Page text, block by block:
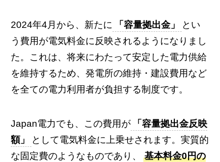
2024年4月から、新たに 「容量拠出金」
とい
う費用が電気料金に反映されるようになりまし
た。これは、将来にわたって安定した電力供給
を維持するため、発電所の維持・建設費用など
を全ての電力利用者が負担する制度です。
Japan電力でも、この費用が
「容量拠出金反映
額」
として電気料金に上乗せされます。実質的
な固定費のようなものであり、
基本料金0円の